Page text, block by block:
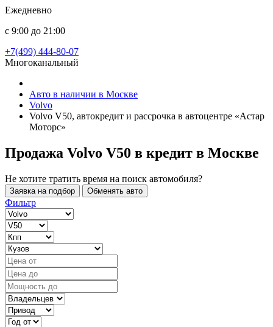
Ежедневно
с 9:00 до 21:00
+7(499) 444-80-07
Многоканальный
Авто в наличии в Москве
Volvo
Volvo V50, автокредит и рассрочка в автоцентре «Астар
Моторс»
Продажа Volvo V50 в кредит в Москве
Не хотите тратить время на поиск автомобиля?
Заявка на подбор Обменять авто
Фильтр